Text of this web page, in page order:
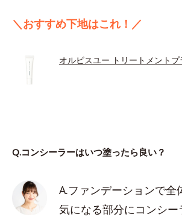
＼おすすめ下地はこれ！／
オルビスユー トリートメントプ
Q.コンシーラーはいつ塗ったら良い？
A.ファンデーションで全
気になる部分にコンシー